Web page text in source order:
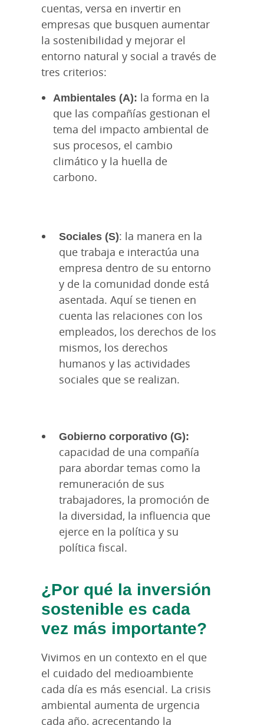
cuentas, versa en invertir en
empresas que busquen aumentar
la sostenibilidad y mejorar el
entorno natural y social a través de
tres criterios:
Ambientales (A): la forma en la
que las compañías gestionan el
tema del impacto ambiental de
sus procesos, el cambio
climático y la huella de
carbono.
Sociales (S): la manera en la
que trabaja e interactúa una
empresa dentro de su entorno
y de la comunidad donde está
asentada. Aquí se tienen en
cuenta las relaciones con los
empleados, los derechos de los
mismos, los derechos
humanos y las actividades
sociales que se realizan.
Gobierno corporativo (G):
capacidad de una compañía
para abordar temas como la
remuneración de sus
trabajadores, la promoción de
la diversidad, la influencia que
ejerce en la política y su
política fiscal.
¿Por qué la inversión
sostenible es cada
vez más importante?
Vivimos en un contexto en el que
el cuidado del medioambiente
cada día es más esencial. La crisis
ambiental aumenta de urgencia
cada año, acrecentando la